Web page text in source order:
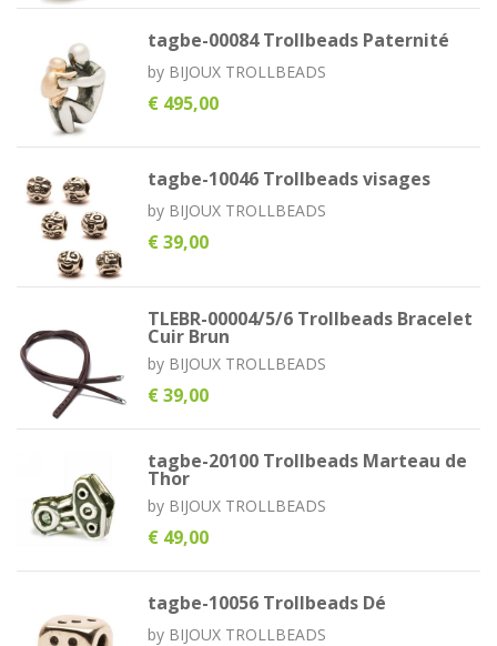
tagbe-00084 Trollbeads Paternité
by BIJOUX TROLLBEADS
€ 495,00
tagbe-10046 Trollbeads visages
by BIJOUX TROLLBEADS
€ 39,00
TLEBR-00004/5/6 Trollbeads Bracelet
Cuir Brun
by BIJOUX TROLLBEADS
€ 39,00
tagbe-20100 Trollbeads Marteau de
Thor
by BIJOUX TROLLBEADS
€ 49,00
tagbe-10056 Trollbeads Dé
by BIJOUX TROLLBEADS